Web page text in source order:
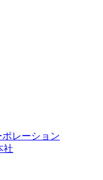
レーション
社